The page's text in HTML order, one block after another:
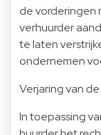
de vorderingen
verhuurder
te laten
ondernemen
Verjaring van
In toepassing